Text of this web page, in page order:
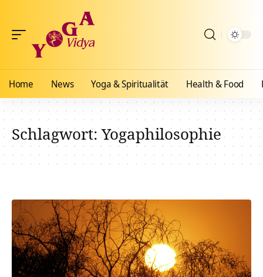
Home News Yoga & Spiritualität Health & Food
Schlagwort:Yogaphilosophie